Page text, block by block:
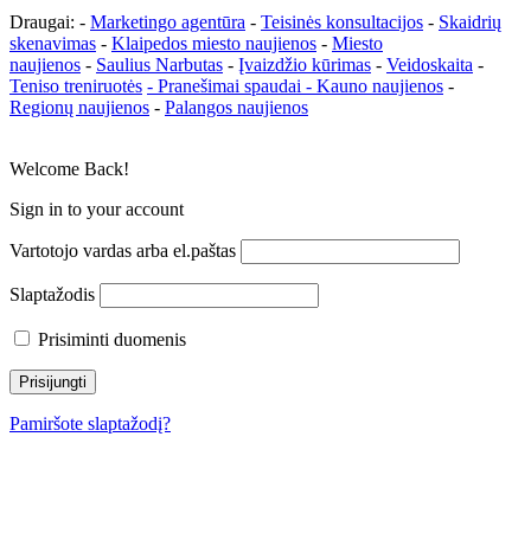
Draugai: - Marketingo agentūra - Teisinės konsultacijos - Skaidrių
skenavimas - Klaipedos miesto naujienos - Miesto
naujienos - Saulius Narbutas - Įvaizdžio kūrimas - Veidoskaita -
Teniso treniruotės - Pranešimai spaudai - Kauno naujienos -
Regionų naujienos - Palangos naujienos
Welcome Back!
Sign in to your account
Vartotojo vardas arba el.paštas
Slaptažodis
Prisiminti duomenis
Pamiršote slaptažodį?